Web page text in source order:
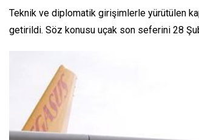
Teknik ve diplomatik girişimlerle yürütülen
getirildi. Söz konusu uçak son seferini 28